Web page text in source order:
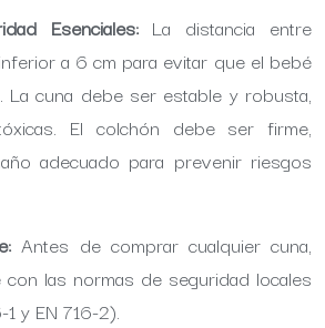
Esenciales: La distancia entre
a 6 cm para evitar que el bebé
La cuna debe ser estable y robusta,
El colchón debe ser firme,
adecuado para prevenir riesgos
Antes de comprar cualquier cuna,
las normas de seguridad locales
y EN 716-2).